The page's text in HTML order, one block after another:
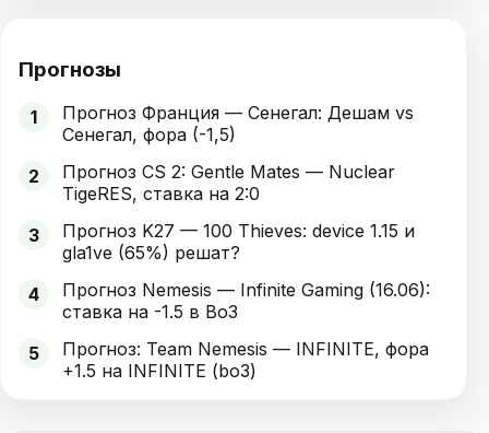
Прогнозы
1
Прогноз Франция — Сенегал: Дешам vs
Сенегал, фора (-1,5)
2
Прогноз CS 2: Gentle Mates — Nuclear
TigeRES, ставка на 2:0
3
Прогноз K27 — 100 Thieves: device 1.15 и
gla1ve (65%) решат?
4
Прогноз Nemesis — Infinite Gaming (16.06):
ставка на -1.5 в Bo3
5
Прогноз: Team Nemesis — INFINITE, фора
+1.5 на INFINITE (bo3)